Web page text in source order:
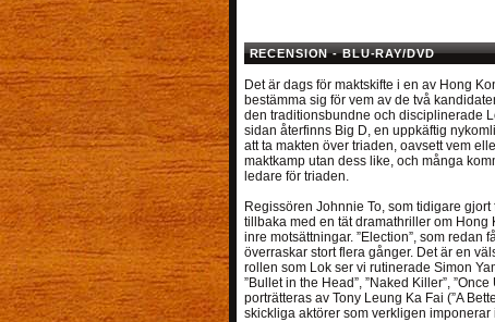
RECENSION - BLU-RAY/DVD
Det är dags för maktskifte i en av Hong
bestämma sig för vem av de två
den traditionsbundne och disciplinerade
sidan återfinns Big D, en uppkäftig
att ta makten över triaden, oavsett vem
maktkamp utan dess like, och många
ledare för triaden.
Regissören Johnnie To, som tidigare gjort
tillbaka med en tät dramathriller om
inre motsättningar. ”Election”, som redan
överraskar stort flera gånger. Det är en
rollen som Lok ser vi rutinerade Simon
”Bullet in the Head”, ”Naked Killer”,
porträtteras av Tony Leung Ka Fai (”A
skickliga aktörer som verkligen imponerar